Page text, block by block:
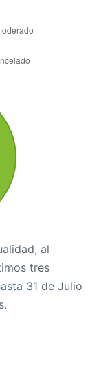
al
tres
31 de Julio